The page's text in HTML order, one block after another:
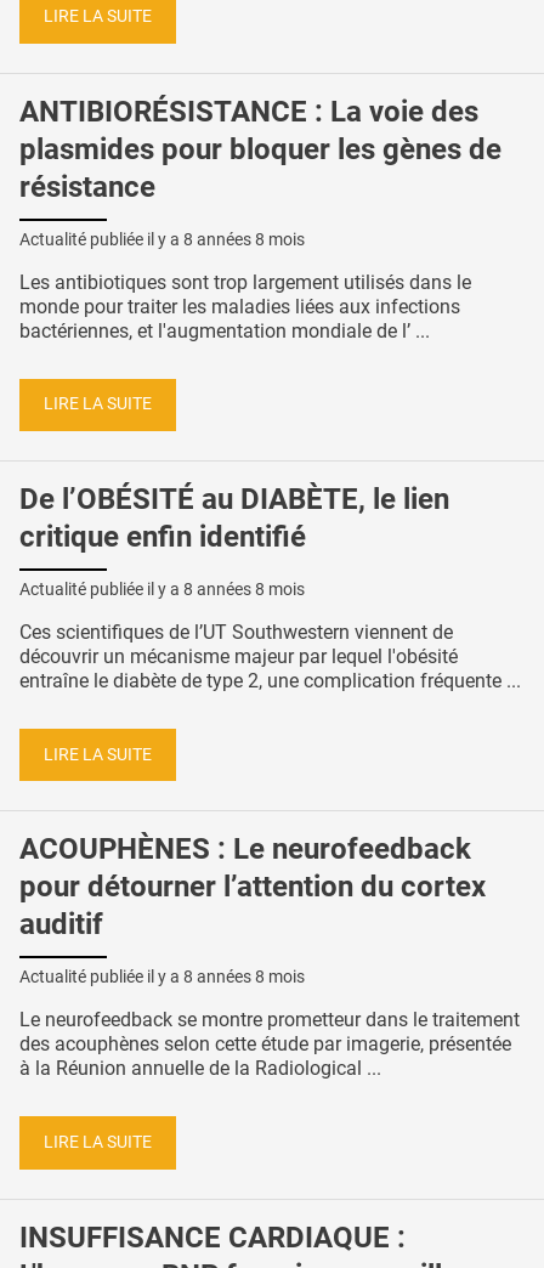
LIRE LA SUITE
ANTIBIORÉSISTANCE : La voie des
plasmides pour bloquer les gènes de
résistance
Actualité publiée il y a 8 années 8 mois
Les antibiotiques sont trop largement utilisés dans le
monde pour traiter les maladies liées aux infections
bactériennes, et l'augmentation mondiale de l’ ...
LIRE LA SUITE
De l’OBÉSITÉ au DIABÈTE, le lien
critique enfin identifié
Actualité publiée il y a 8 années 8 mois
Ces scientifiques de l’UT Southwestern viennent de
découvrir un mécanisme majeur par lequel l'obésité
entraîne le diabète de type 2, une complication fréquente ...
LIRE LA SUITE
ACOUPHÈNES : Le neurofeedback
pour détourner l’attention du cortex
auditif
Actualité publiée il y a 8 années 8 mois
Le neurofeedback se montre prometteur dans le traitement
des acouphènes selon cette étude par imagerie, présentée
à la Réunion annuelle de la Radiological ...
LIRE LA SUITE
INSUFFISANCE CARDIAQUE :